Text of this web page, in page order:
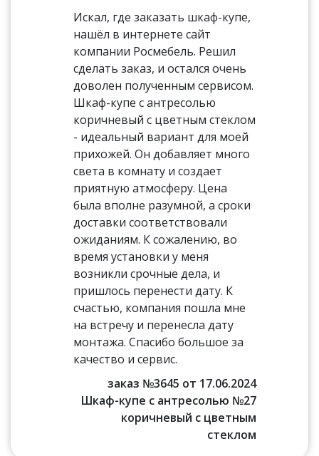
Искал, где заказать шкаф-купе,
нашёл в интернете сайт
компании Росмебель. Решил
сделать заказ, и остался очень
доволен полученным сервисом.
Шкаф-купе с антресолью
коричневый с цветным стеклом
- идеальный вариант для моей
прихожей. Он добавляет много
света в комнату и создает
приятную атмосферу. Цена
была вполне разумной, а сроки
доставки соответствовали
ожиданиям. К сожалению, во
время установки у меня
возникли срочные дела, и
пришлось перенести дату. К
счастью, компания пошла мне
на встречу и перенесла дату
монтажа. Спасибо большое за
качество и сервис.
заказ №3645 от 17.06.2024
Шкаф-купе с антресолью №27
коричневый с цветным
стеклом